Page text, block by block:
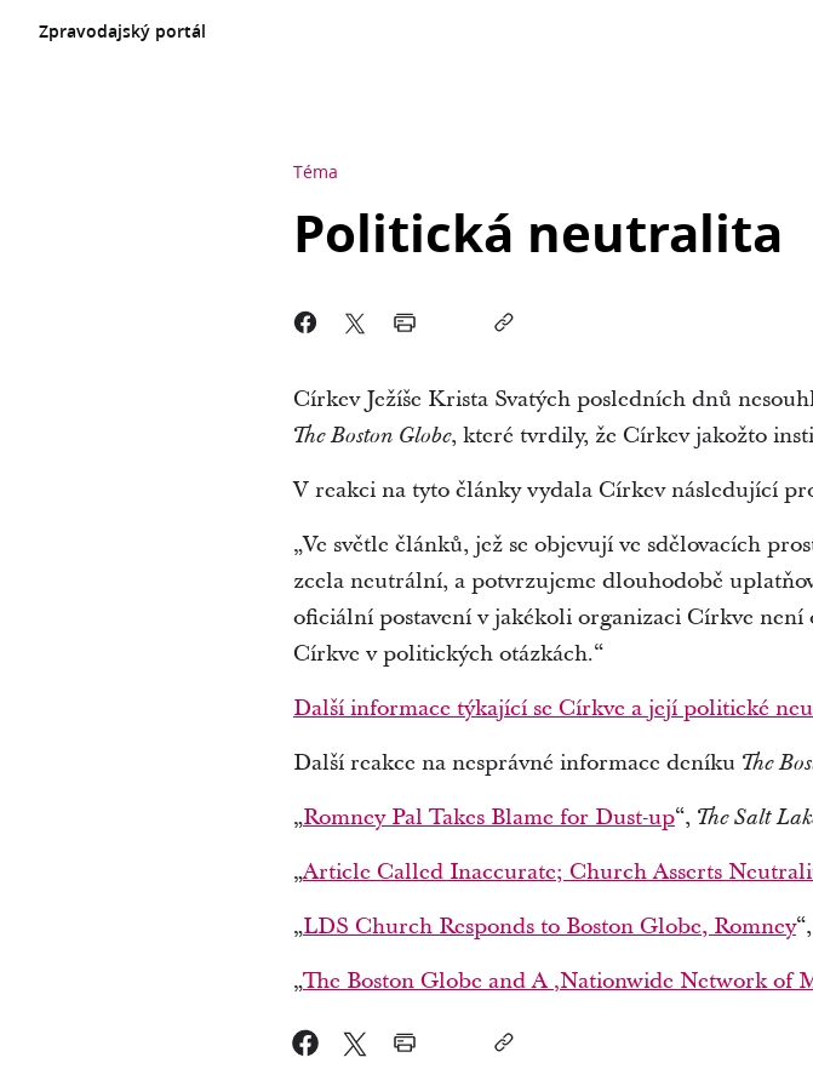
Zpravodajský portál
Téma
Politická neutralita
Církev Ježíše Krista Svatých posledních dnů
The Boston Globe, které tvrdily, že Církev jakožto
V reakci na tyto články vydala Církev následující
„Ve světle článků, jež se objevují ve sdělovacích
zcela neutrální, a potvrzujeme dlouhodobě
oficiální postavení v jakékoli organizaci Církve
Církve v politických otázkách.“
Další informace týkající se Církve a její politické
Další reakce na nesprávné informace deníku The
„Romney Pal Takes Blame for Dust-up“, The Salt
„Article Called Inaccurate; Church Asserts
„LDS Church Responds to Boston Globe, Romney
„The Boston Globe and A ‚Nationwide Network of